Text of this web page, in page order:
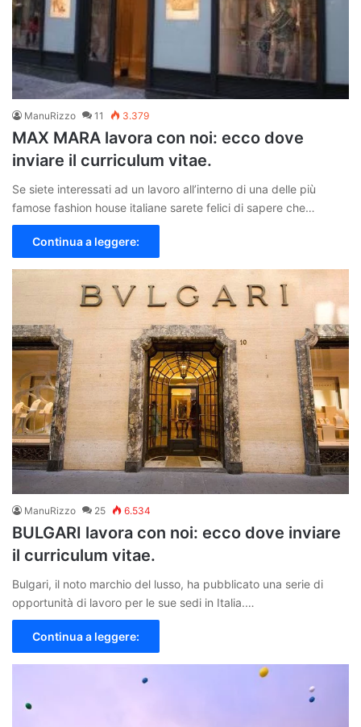
ManuRizzo 11 3.379
MAX MARA lavora con noi: ecco dove
inviare il curriculum vitae.
Se siete interessati ad un lavoro all’interno di una delle più
famose fashion house italiane sarete felici di sapere che…
Continua a leggere:
ManuRizzo 25 6.534
BULGARI lavora con noi: ecco dove inviare
il curriculum vitae.
Bulgari, il noto marchio del lusso, ha pubblicato una serie di
opportunità di lavoro per le sue sedi in Italia.…
Continua a leggere: